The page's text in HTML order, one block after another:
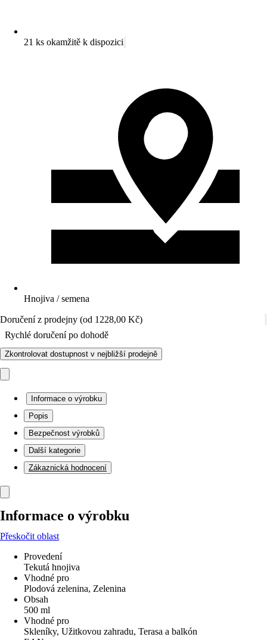
21 ks okamžitě k dispozici
Hnojiva / semena
Doručení z prodejny (od 1228,00 Kč)
Rychlé doručení po dohodě
Zkontrolovat dostupnost v nejbližší prodejně
Informace o výrobku
Popis
Bezpečnost výrobků
Další kategorie
Zákaznická hodnocení
Informace o výrobku
Přeskočit oblast
Provedení
Tekutá hnojiva
Vhodné pro
Plodová zelenina, Zelenina
Obsah
500 ml
Vhodné pro
Skleníky, Užitkovou zahradu, Terasa a balkón